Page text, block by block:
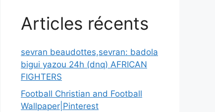
Articles récents
sevran beaudottes,sevran: badola
bigui yazou 24h (dnq) AFRICAN
FIGHTERS
Football Christian and Football
Wallpaper|Pinterest